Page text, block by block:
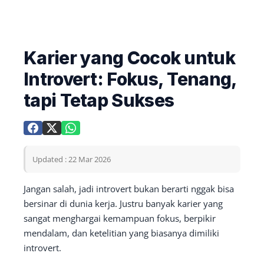
Karier yang Cocok untuk
Introvert: Fokus, Tenang,
tapi Tetap Sukses
Updated : 22 Mar 2026
Jangan salah, jadi introvert bukan berarti nggak bisa
bersinar di dunia kerja. Justru banyak karier yang
sangat menghargai kemampuan fokus, berpikir
mendalam, dan ketelitian yang biasanya dimiliki
introvert.